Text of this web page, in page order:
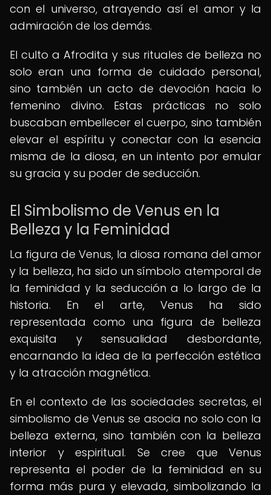
con el universo, atrayendo así el amor y la
admiración de los demás.
El culto a Afrodita y sus rituales de belleza no
solo eran una forma de cuidado personal,
sino también un acto de devoción hacia lo
femenino divino. Estas prácticas no solo
buscaban embellecer el cuerpo, sino también
elevar el espíritu y conectar con la esencia
misma de la diosa, en un intento por emular
su gracia y su poder de seducción.
El Simbolismo de Venus en la
Belleza y la Feminidad
La figura de Venus, la diosa romana del amor
y la belleza, ha sido un símbolo atemporal de
la feminidad y la seducción a lo largo de la
historia. En el arte, Venus ha sido
representada como una figura de belleza
exquisita y sensualidad desbordante,
encarnando la idea de la perfección estética
y la atracción magnética.
En el contexto de las sociedades secretas, el
simbolismo de Venus se asocia no solo con la
belleza externa, sino también con la belleza
interior y espiritual. Se cree que Venus
representa el poder de la feminidad en su
forma más pura y elevada, simbolizando la